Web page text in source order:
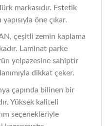
markasıdır. Estetik
yapısıyla öne çıkar.
çeşitli zemin kaplama
Laminat parke
yelpazesine sahiptir
dikkat çeker.
çapında bilinen bir
Yüksek kaliteli
seçenekleriyle